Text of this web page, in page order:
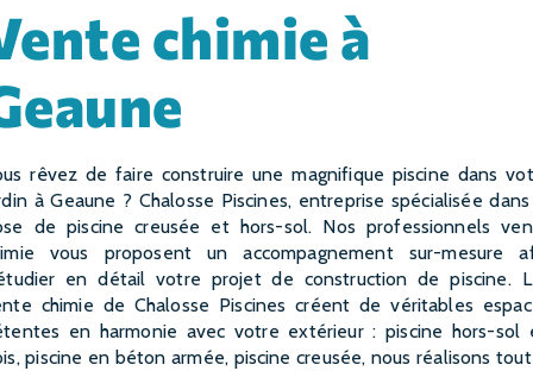
à
à Geaune ? Chalosse Piscines, entreprise spécialisée
de piscine creusée et hors-sol. Nos professionnels
vous proposent un accompagnement sur-mesure
en détail votre projet de construction de piscine.
chimie de Chalosse Piscines créent de véritables
en harmonie avec votre extérieur : piscine hors-sol
piscine en béton armée, piscine creusée, nous réalisons